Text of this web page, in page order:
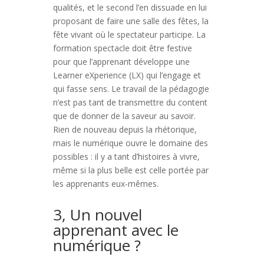
qualités, et le second l’en dissuade en lui
proposant de faire une salle des fêtes, la
fête vivant où le spectateur participe. La
formation spectacle doit être festive
pour que l’apprenant développe une
Learner eXperience (LX) qui l’engage et
qui fasse sens. Le travail de la pédagogie
n’est pas tant de transmettre du content
que de donner de la saveur au savoir.
Rien de nouveau depuis la rhétorique,
mais le numérique ouvre le domaine des
possibles : il y a tant d’histoires à vivre,
même si la plus belle est celle portée par
les apprenants eux-mêmes.
3, Un nouvel
apprenant avec le
numérique ?